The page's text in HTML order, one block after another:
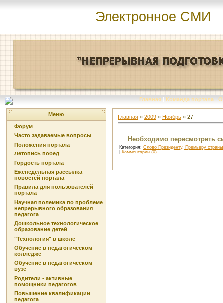
Электронное СМИ
Главная | Команда портала | О
Меню
Форум
Часто задаваемые вопросы
Положения портала
Летопись побед
Гордость портала
Еженедельная рассылка
новостей портала
Правила для пользователей
портала
Научная полемика по проблеме
непрерывного образования
педагога
Дошкольное технологическое
образование детей
"Технология" в школе
Обучение в педагогическом
колледже
Обучение в педагогическом
вузе
Родители - активные
помощники педагогов
Повышение квалификации
педагога
Главная » 2009 » Ноябрь » 27
Необходимо пересмотреть
Категория: Слово Президенту, Премьеру страны
Комментарии (0)